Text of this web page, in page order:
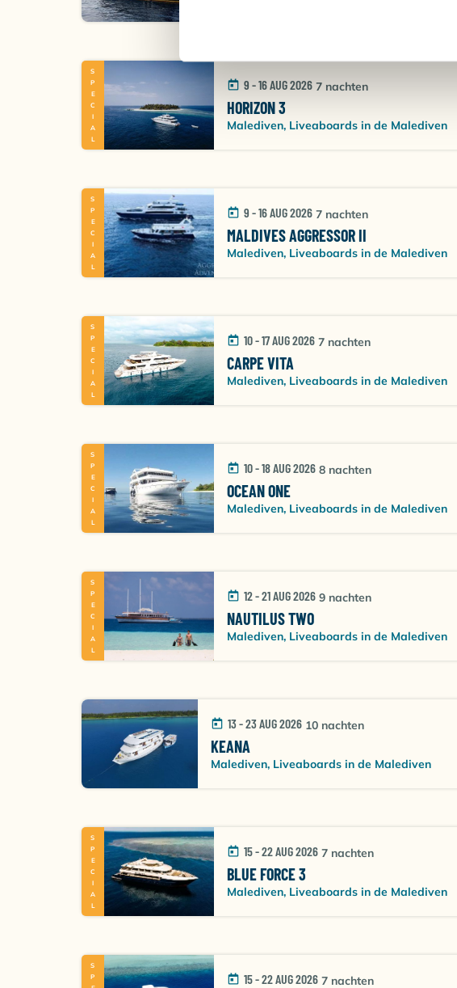
SPECIAL 9 - 16 AUG 2026 7 nachten
HORIZON 3
Malediven, Liveaboards in de Malediven
SPECIAL 9 - 16 AUG 2026 7 nachten
MALDIVES AGGRESSOR II
Malediven, Liveaboards in de Malediven
SPECIAL 10 - 17 AUG 2026 7 nachten
CARPE VITA
Malediven, Liveaboards in de Malediven
SPECIAL 10 - 18 AUG 2026 8 nachten
OCEAN ONE
Malediven, Liveaboards in de Malediven
SPECIAL 12 - 21 AUG 2026 9 nachten
NAUTILUS TWO
Malediven, Liveaboards in de Malediven
13 - 23 AUG 2026 10 nachten
KEANA
Malediven, Liveaboards in de Malediven
SPECIAL 15 - 22 AUG 2026 7 nachten
BLUE FORCE 3
Malediven, Liveaboards in de Malediven
15 - 22 AUG 2026 7 nachten